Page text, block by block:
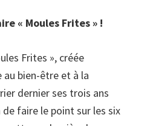
« Moules Frites » !
Frites », créée
au bien-être et à la
dernier ses trois ans
de faire le point sur les six